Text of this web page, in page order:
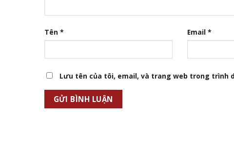
Tên * Email *
Lưu tên của tôi, email, và trang web trong trình